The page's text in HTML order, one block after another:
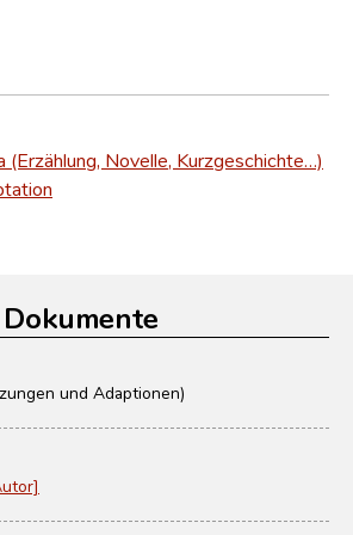
(Erzählung, Novelle, Kurzgeschichte…)
und Adaptionen)